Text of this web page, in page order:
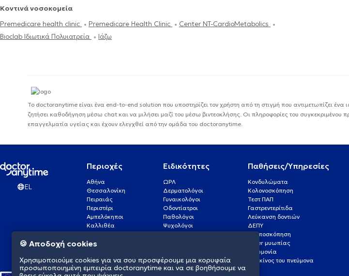
Κοντινά νοσοκομεία
Premedicare health clinic
Premedicare Health Clinic
Center NT-CardioMetabolics
Bioclab Ιδιωτικά Πολυιατρεία
Ιάζω
Το doctoranytime είναι ένα end-to-end solution που υποστηρίζει τον χρήστη από τη στιγμή που αντιμετωπίζει ένα
ζητήσει καθοδήγηση μέσω chat και να μιλήσει μαζί του μέσω βιντεοκλήσης. Οι πληροφορίες του
επαγγελματία υγείας και έχουν ελεγχθεί από την ομάδα του doctoranytime.
EL
Περιοχές
Αθήνα
Θεσσαλονίκη
Πειραιάς
Περιστέρι
Αμπελόκηποι
Καλλιθέα
Πάτρα
Γλυφάδα
Νέα Σμύρνη
Ειδικότητες
ΩΡΛ
Δερματολόγοι
Γυναικολόγοι
Οδοντίατροι
Παθολόγοι
Ψυχολόγοι
Οφθαλμίατροι
Καρδιολόγοι
Παθήσεις/Υπηρεσίες
Κονδυλώματα
Κολονοσκόπηση
Τεστ ΠΑΠ
Γαστρεντερίτιδα
Λεύκανση δοντιών
ΔΕΠΥ
Κολποσκόπηση
Laser μυωπίας
Πνευμονία
Καρκίνος του πνεύμονα
🍪 Αποδοχή cookies
Χρησιμοποιούμε cookies για να σου προσφέρουμε μια κορυφαία
προσωποποιημένη εμπειρία doctoranytime και να σε βοηθήσουμε να